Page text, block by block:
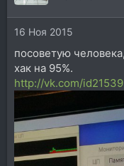
16 Ноя 2015
посоветую
хак на 95%.
http://vk.com/